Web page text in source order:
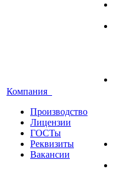
Компания
Производство
Лицензии
ГОСТы
Реквизиты
Вакансии